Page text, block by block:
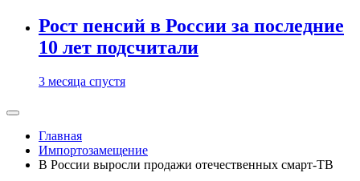
Рост пенсий в России за последние
10 лет подсчитали
3 месяца спустя
Главная
Импортозамещение
В России выросли продажи отечественных смарт-ТВ